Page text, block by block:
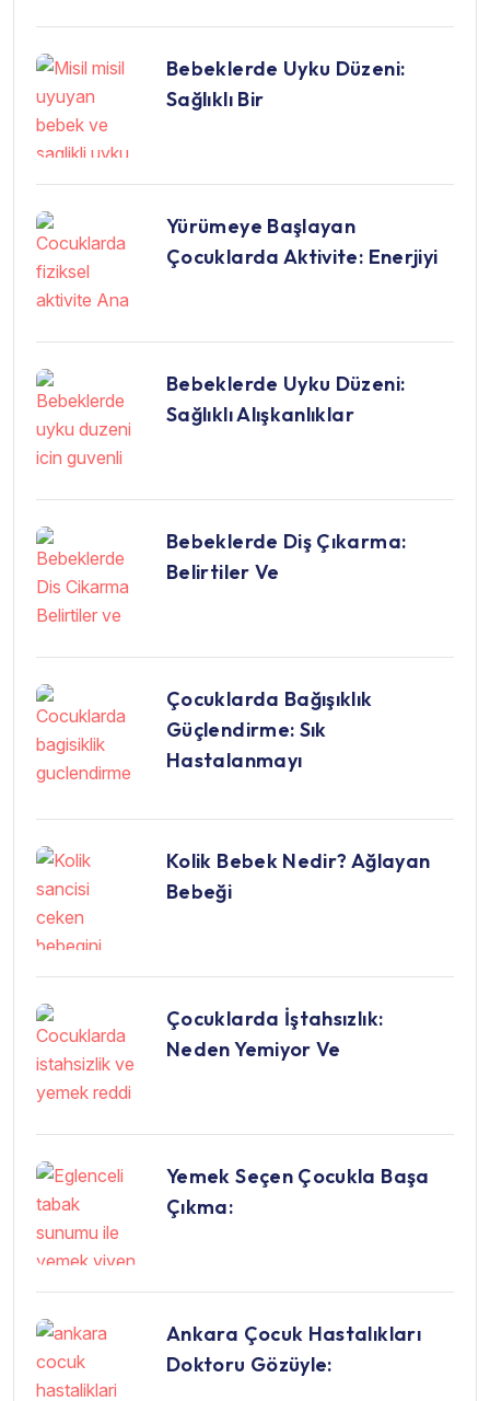
Bebeklerde Uyku Düzeni:
Sağlıklı Bir
Yürümeye Başlayan
Çocuklarda Aktivite: Enerjiyi
Bebeklerde Uyku Düzeni:
Sağlıklı Alışkanlıklar
Bebeklerde Diş Çıkarma:
Belirtiler Ve
Çocuklarda Bağışıklık
Güçlendirme: Sık
Hastalanmayı
Kolik Bebek Nedir? Ağlayan
Bebeği
Çocuklarda İştahsızlık:
Neden Yemiyor Ve
Yemek Seçen Çocukla Başa
Çıkma:
Ankara Çocuk Hastalıkları
Doktoru Gözüyle: